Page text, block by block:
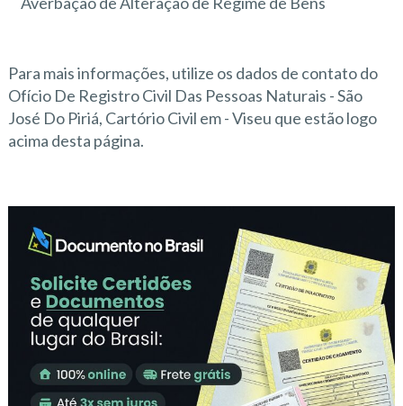
Para mais informações, utilize os dados de contato do
Ofício De Registro Civil Das Pessoas Naturais - São
José Do Piriá, Cartório Civil em - Viseu que estão logo
acima desta página.